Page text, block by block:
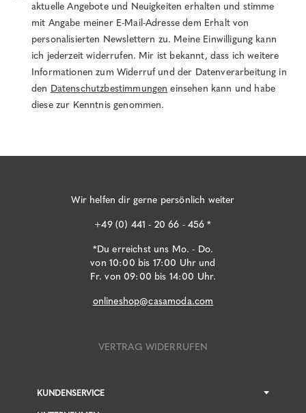
aktuelle Angebote und Neuigkeiten erhalten und stimme
mit Angabe meiner E-Mail-Adresse dem Erhalt von
personalisierten Newslettern zu. Meine Einwilligung kann
ich jederzeit widerrufen. Mir ist bekannt, dass ich weitere
Informationen zum Widerruf und der Datenverarbeitung in
den Datenschutzbestimmungen einsehen kann und habe
diese zur Kenntnis genommen.
Wir helfen dir gerne persönlich weiter
+49 (0) 441 - 20 66 - 456 *
*Du erreichst uns Mo. - Do.
von 10:00 bis 17:00 Uhr und
Fr. von 09:00 bis 14:00 Uhr.
onlineshop@casamoda.com
VERTRAG WIDERRUFEN
KUNDENSERVICE